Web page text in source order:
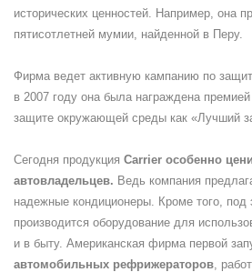
исторических ценностей. Например, она
пятисотлетней мумии, найденной в Перу.
Фирма ведет активную кампанию по
в 2007 году она была награждена
защите окружающей среды как «Лучший
Сегодня продукция Carrier особенно
автовладельцев. Ведь компания
надежные кондиционеры. Кроме того, под
производится оборудование для
и в быту. Американская фирма первой
автомобильных рефрижераторов,